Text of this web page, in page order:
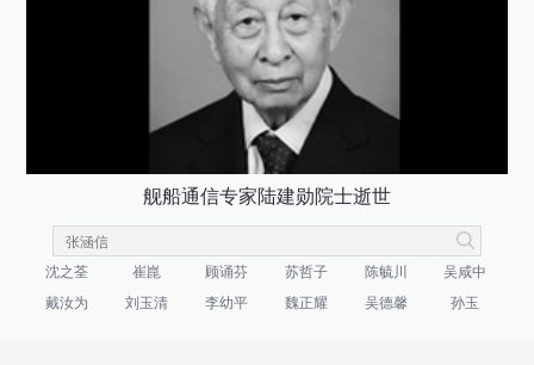
舰船通信专家陆建勋院士逝世
沈之荃 崔崑 顾诵芬 苏哲子 陈毓川
吴咸中
戴汝为
刘玉清 李幼平 魏正耀 吴德馨 孙玉